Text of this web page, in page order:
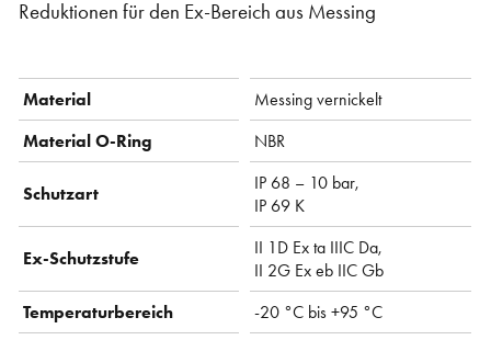
Reduktionen für den Ex-Bereich aus Messing
Material
Messing vernickelt
Material O-Ring
NBR
Schutzart
IP 68 – 10 bar,
IP 69 K
Ex-Schutzstufe
II 1D Ex ta IIIC Da,
II 2G Ex eb IIC Gb
Temperaturbereich
-20 °C bis +95 °C